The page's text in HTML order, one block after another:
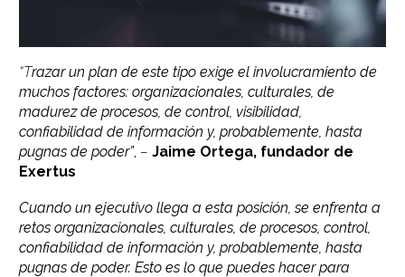
“Trazar un plan de este tipo exige el involucramiento de
muchos factores: organizacionales, culturales, de
madurez de procesos, de control, visibilidad,
confiabilidad de información y, probablemente, hasta
pugnas de poder”, – Jaime Ortega, fundador de
Exertus
Cuando un ejecutivo llega a esta posición, se enfrenta a
retos organizacionales, culturales, de procesos, control,
confiabilidad de información y, probablemente, hasta
pugnas de poder. Esto es lo que puedes hacer para